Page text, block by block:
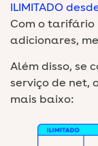
ILIMITADO
Com o tarifário
adicionares,
Além disso, se
serviço de net,
mais baixo: